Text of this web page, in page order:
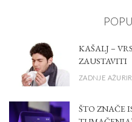
KAŠALJ –
ZAUSTAVITI
ZADNJE
ŠTO ZNAČE